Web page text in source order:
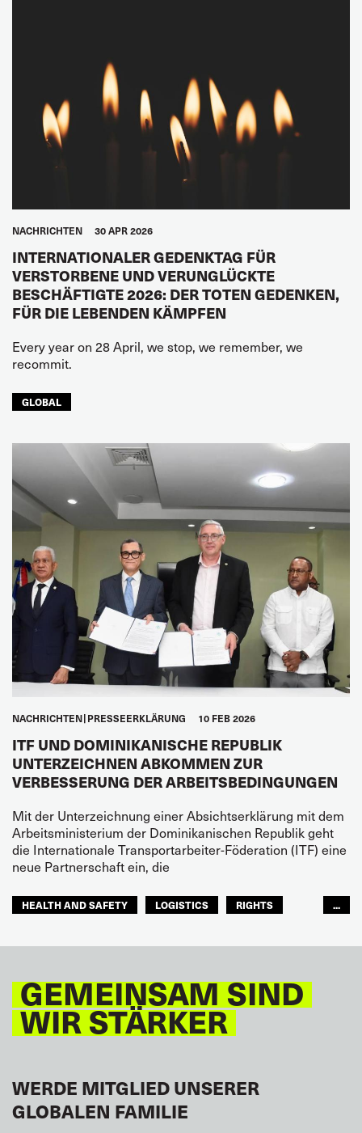
NACHRICHTEN 30 APR 2026
INTERNATIONALER GEDENKTAG FÜR
VERSTORBENE UND VERUNGLÜCKTE
BESCHÄFTIGTE 2026: DER TOTEN GEDENKEN,
FÜR DIE LEBENDEN KÄMPFEN
Every year on 28 April, we stop, we remember, we
recommit.
GLOBAL
NACHRICHTEN PRESSEERKLÄRUNG 10 FEB 2026
ITF UND DOMINIKANISCHE REPUBLIK
UNTERZEICHNEN ABKOMMEN ZUR
VERBESSERUNG DER ARBEITSBEDINGUNGEN
Mit der Unterzeichnung einer Absichtserklärung mit dem
Arbeitsministerium der Dominikanischen Republik geht
die Internationale Transportarbeiter-Föderation (ITF) eine
neue Partnerschaft ein, die
HEALTH AND SAFETY LOGISTICS
RIGHTS
...
GEMEINSAM SIND
WIR STÄRKER
WERDE MITGLIED UNSERER
GLOBALEN FAMILIE